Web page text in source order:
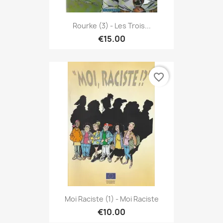
Rourke (3) - Les Trois...
€15.00
Moi Raciste (1) - Moi Raciste
€10.00
favorite_border